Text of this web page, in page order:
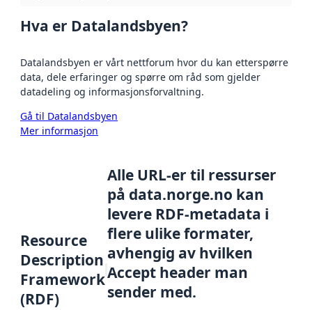
Hva er Datalandsbyen?
Datalandsbyen er vårt nettforum hvor du kan etterspørre
data, dele erfaringer og spørre om råd som gjelder
datadeling og informasjonsforvaltning.
Gå til Datalandsbyen
Mer informasjon
Resource
Description
Framework
(RDF)
Alle URL-er til ressurser
på data.norge.no kan
levere RDF-metadata i
flere ulike formater,
avhengig av hvilken
Accept header man
sender med.